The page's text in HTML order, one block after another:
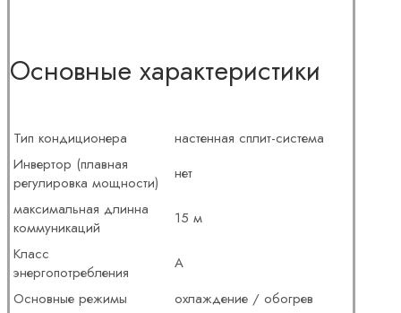
Основные характеристики
Тип кондиционера
настенная сплит-система
Инвертор (плавная
регулировка мощности)
нет
максимальная длинна
коммуникаций
15 м
Класс
энергопотребления
А
Основные режимы
охлаждение / обогрев